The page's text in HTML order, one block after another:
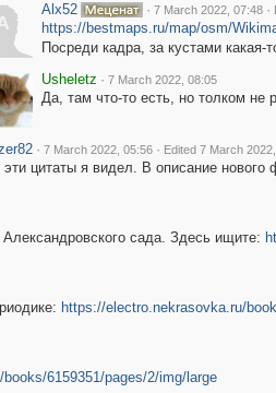
Alx52 · 7 March 2022, 07:48 ·
https://bestmaps.ru/map/osm/
Посреди кадра, за кустами какая-
Usheletz · 7 March 2022, 08:05
Да, там что-то есть, но толком не
· 7 March 2022, 05:56 · Edited 7 March
цитаты я видел. В описание
сада. Здесь ищите:
https://electro.nekrasovka.ru/
6159351/pages/2/img/large